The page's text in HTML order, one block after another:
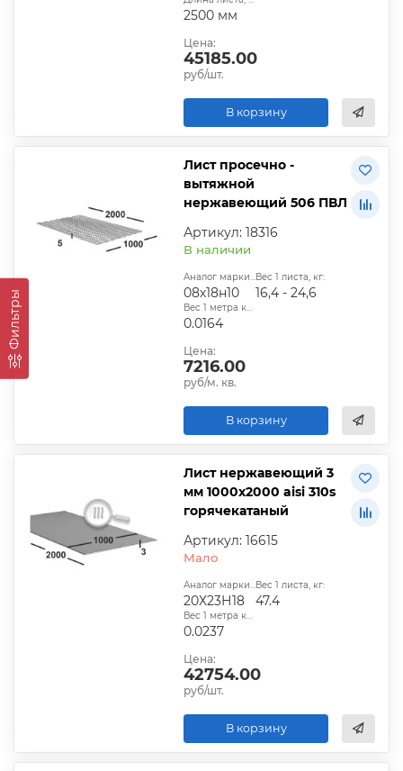
Фильтры
2500 мм
Цена:
45185.00
руб/шт.
В корзину
Лист просечно -
вытяжной
нержавеющий 506 ПВЛ
Артикул: 18316
В наличии
Аналог марки стали:
08х18н10
Вес 1 листа, кг:
16,4 - 24,6
Вес 1 метра квадратного, т:
0.0164
Цена:
7216.00
руб/м. кв.
В корзину
Лист нержавеющий 3
мм 1000х2000 aisi 310s
горячекатаный
Артикул: 16615
Мало
Аналог марки стали:
20Х23Н18
Вес 1 листа, кг:
47.4
Вес 1 метра квадратного, т:
0.0237
Цена:
42754.00
руб/шт.
В корзину